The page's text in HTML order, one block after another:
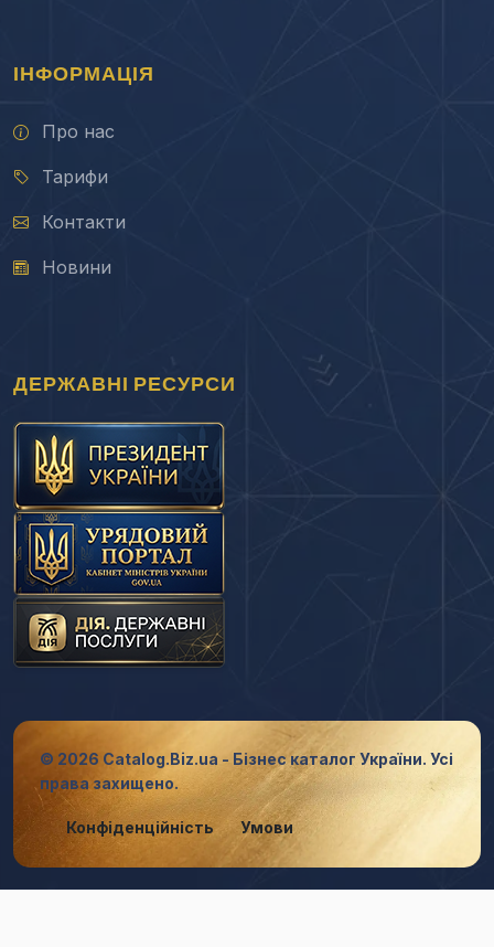
ІНФОРМАЦІЯ
Про нас
Тарифи
Контакти
Новини
ДЕРЖАВНІ РЕСУРСИ
© 2026 Catalog.Biz.ua - Бізнес каталог України. Усі
права захищено.
Конфіденційність Умови